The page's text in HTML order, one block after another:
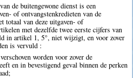
de buitengewone dienst is een
of ontvangstenkredieten van de
totaal van deze uitgaven- of
met dezelfde twee eerste cijfers van
in artikel 1, 5°, niet wijzigt, en voor zover
is vervuld :
worden voor zover de
en in bevestigend geval binnen de perken